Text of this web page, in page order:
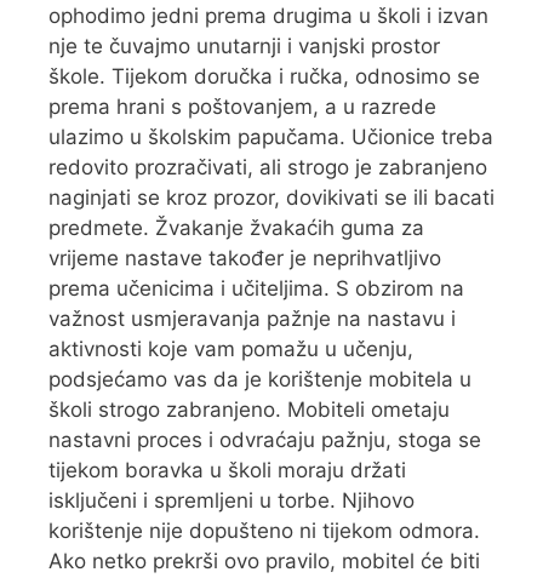
ophodimo jedni prema drugima u školi i izvan
nje te čuvajmo unutarnji i vanjski prostor
škole. Tijekom doručka i ručka, odnosimo se
prema hrani s poštovanjem, a u razrede
ulazimo u školskim papučama. Učionice treba
redovito prozračivati, ali strogo je zabranjeno
naginjati se kroz prozor, dovikivati se ili bacati
predmete. Žvakanje žvakaćih guma za
vrijeme nastave također je neprihvatljivo
prema učenicima i učiteljima. S obzirom na
važnost usmjeravanja pažnje na nastavu i
aktivnosti koje vam pomažu u učenju,
podsjećamo vas da je korištenje mobitela u
školi strogo zabranjeno. Mobiteli ometaju
nastavni proces i odvraćaju pažnju, stoga se
tijekom boravka u školi moraju držati
isključeni i spremljeni u torbe. Njihovo
korištenje nije dopušteno ni tijekom odmora.
Ako netko prekrši ovo pravilo, mobitel će biti